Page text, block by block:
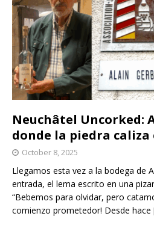
Neuchâtel Uncorked:
donde la piedra caliza
October 8, 2025
Llegamos esta vez a la bodega de
entrada, el lema escrito en una
“Bebemos para olvidar, pero
comienzo prometedor! Desde hace